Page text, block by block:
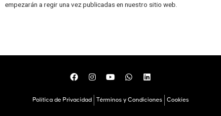
empezarán a regir una vez publicadas en nuestro sitio web.
F
a
e
b
I
n
t
a
Y
o
t
u
W
h
t
s
L
i
k
e
Política de Privacidad Términos y Condiciones Cookies